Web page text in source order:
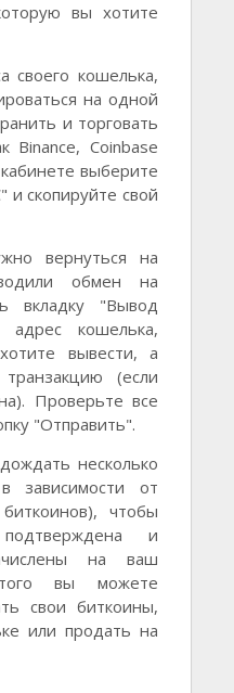
вы хотите
своего кошелька,
на одной
и торговать
Binance, Coinbase
выберите
и скопируйте свой
вернуться на
обмен на
вкладку "Вывод
адрес кошелька,
вывести, а
(если
Проверьте все
"Отправить".
несколько
зависимости от
чтобы
и
на ваш
вы можете
свои биткоины,
или продать на